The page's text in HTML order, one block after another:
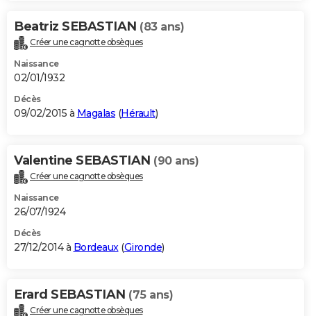
Beatriz SEBASTIAN (83 ans)
Créer une cagnotte obsèques
Naissance
02/01/1932
Décès
09/02/2015 à Magalas (Hérault)
Valentine SEBASTIAN (90 ans)
Créer une cagnotte obsèques
Naissance
26/07/1924
Décès
27/12/2014 à Bordeaux(Gironde)
Erard SEBASTIAN (75 ans)
Créer une cagnotte obsèques